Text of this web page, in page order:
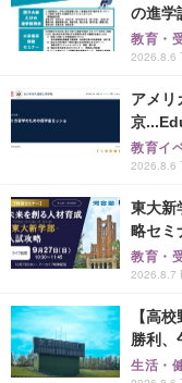
の進学
教育・
2026.8.6
アメリ
京
教育イ
2026.8.6
東大
略セミ
教育・
2026.8.7
【高
勝利、
生活・